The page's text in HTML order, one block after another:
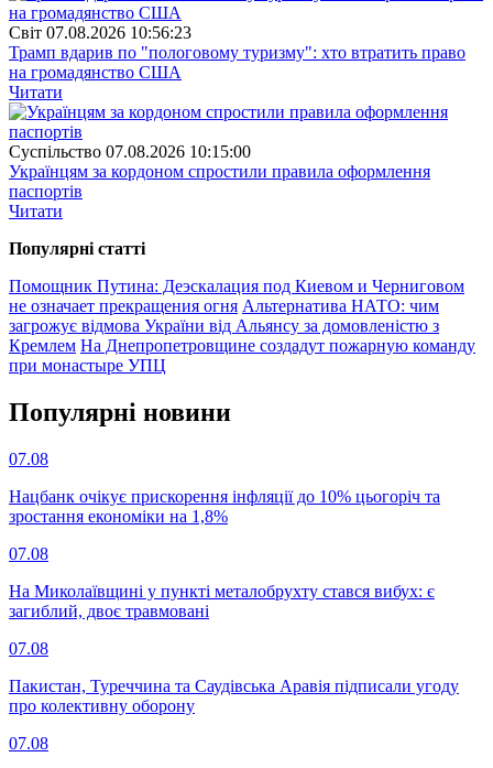
Свiт 07.08.2026 10:56:23
Трамп вдарив по "пологовому туризму": хто втратить право
на громадянство США
Читати
Суспiльство 07.08.2026 10:15:00
Українцям за кордоном спростили правила оформлення
паспортів
Читати
Популярнi статтi
Помощник Путина: Деэскалация под Киевом и Черниговом
не означает прекращения огня Альтернатива НАТО: чим
загрожує відмова України від Альянсу за домовленістю з
Кремлем На Днепропетровщине создадут пожарную команду
при монастыре УПЦ
Популярнi новини
07.08
Нацбанк очікує прискорення інфляції до 10% цьогоріч та
зростання економіки на 1,8%
07.08
На Миколаївщині у пункті металобрухту стався вибух: є
загиблий, двоє травмовані
07.08
Пакистан, Туреччина та Саудівська Аравія підписали угоду
про колективну оборону
07.08